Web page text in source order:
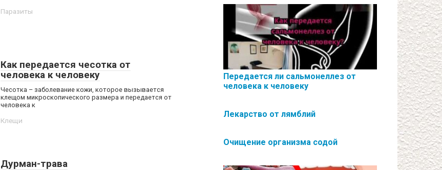
Паразиты
Как передается чесотка от
человека к человеку
Чесотка – заболевание кожи, которое вызывается
клещом микроскопического размера и передается от
человека к
Клещи
Дурман-трава
Передается ли сальмонеллез от
человека к человеку
Лекарство от лямблий
Очищение организма содой